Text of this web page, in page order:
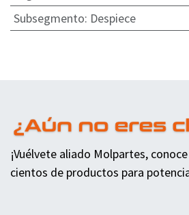
Subsegmento: Despiece
¡Vuélvete aliado Molpartes,
cientos de productos para